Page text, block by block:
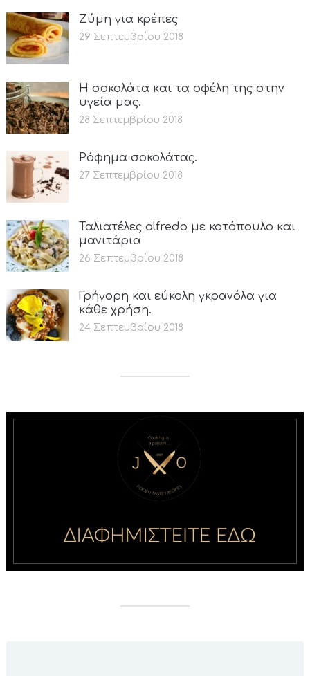
Ζύμη για κρέπες
29 Σεπτεμβρίου 2018
Η σοκολάτα και τα οφέλη της στην
υγεία μας.
28 Σεπτεμβρίου 2018
Ρόφημα σοκολάτας.
27 Σεπτεμβρίου 2018
Ταλιατέλες alfredo με κοτόπουλο και
μανιτάρια
26 Σεπτεμβρίου 2018
Γρήγορη και εύκολη γκρανόλα για
κάθε χρήση.
24 Σεπτεμβρίου 2018